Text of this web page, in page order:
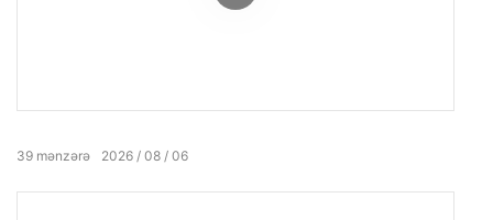
2026 08 06
39 mənzərə